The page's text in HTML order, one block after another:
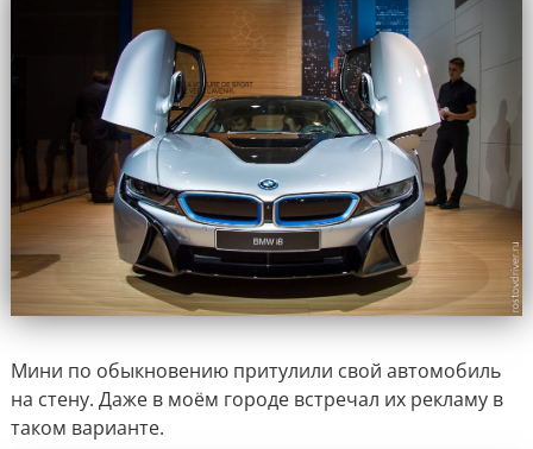
Мини по обыкновению притулили свой автомобиль
на стену. Даже в моём городе встречал их рекламу в
таком варианте.